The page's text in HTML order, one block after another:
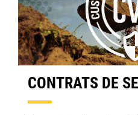
CONTRATS DE